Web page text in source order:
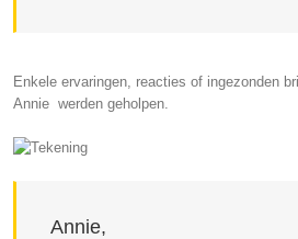
Enkele ervaringen, reacties of ingezonden
Annie werden geholpen.
Annie,